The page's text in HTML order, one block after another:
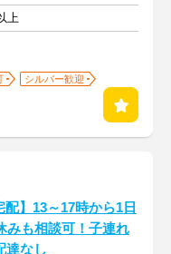
上
シルバー歓迎
配】13～17時から1日
も相談可！子連れ
達なし